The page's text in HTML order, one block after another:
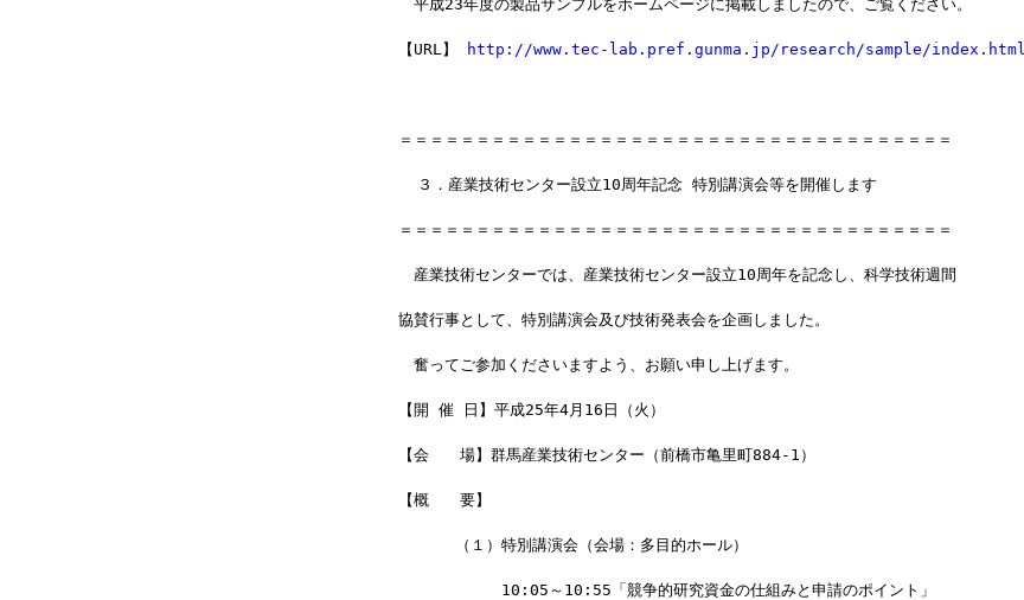
平成23年度の製品サンプルをホームページに掲載しましたので、ご覧ください。
【URL】 http://www.tec-lab.pref.gunma.jp/research/sample/index.html
＝＝＝＝＝＝＝＝＝＝＝＝＝＝＝＝＝＝＝＝＝＝＝＝＝＝＝＝＝＝＝＝＝＝＝＝
  ３．産業技術センター設立10周年記念 特別講演会等を開催します
＝＝＝＝＝＝＝＝＝＝＝＝＝＝＝＝＝＝＝＝＝＝＝＝＝＝＝＝＝＝＝＝＝＝＝＝
産業技術センターでは、産業技術センター設立10周年を記念し、科学技術週間
協賛行事として、特別講演会及び技術発表会を企画しました。
奮ってご参加くださいますよう、お願い申し上げます。
【開 催 日】平成25年4月16日（火）
【会　　場】群馬産業技術センター（前橋市亀里町884-1）
【概　　要】
      （１）特別講演会（会場：多目的ホール）
      　　　10:05～10:55「競争的研究資金の仕組みと申請のポイント」